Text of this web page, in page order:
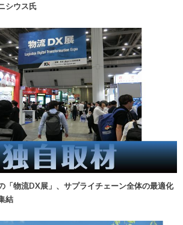
シウス氏
「物流DX展」、サプライチェーン全体の最適化
結